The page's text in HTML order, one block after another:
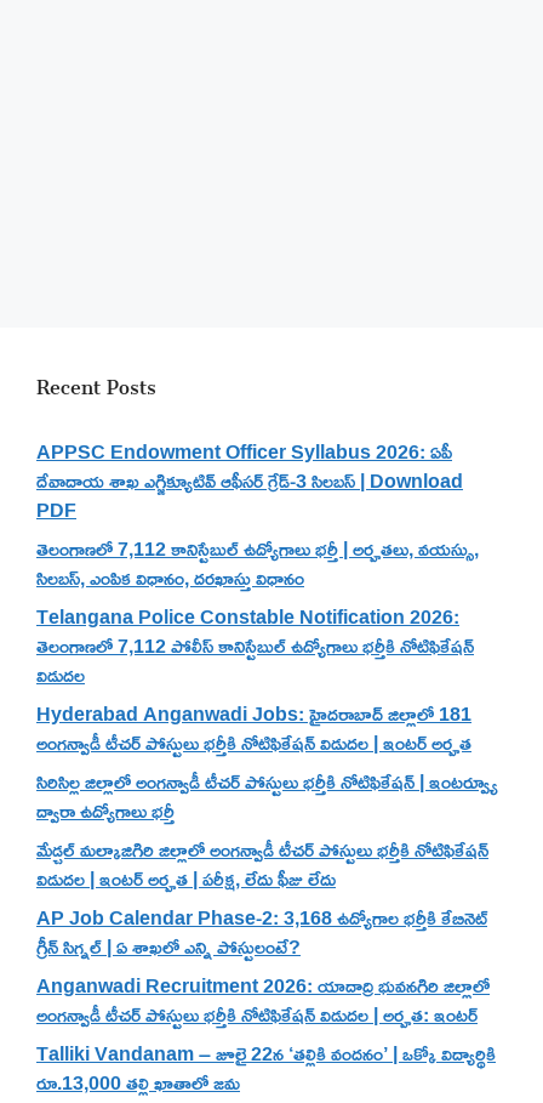
Recent Posts
APPSC Endowment Officer Syllabus 2026: ఏపీ
దేవాదాయ శాఖ ఎగ్జిక్యూటివ్ ఆఫీసర్ గ్రేడ్-3 సిలబస్ | Download
PDF
తెలంగాణలో 7,112 కానిస్టేబుల్ ఉద్యోగాలు భర్తీ | అర్హతలు, వయస్సు,
సిలబస్, ఎంపిక విధానం, దరఖాస్తు విధానం
Telangana Police Constable Notification 2026:
తెలంగాణలో 7,112 పోలీస్ కానిస్టేబుల్ ఉద్యోగాలు భర్తీకి నోటిఫికేషన్
విడుదల
Hyderabad Anganwadi Jobs: హైదరాబాద్ జిల్లాలో 181
అంగన్వాడీ టీచర్ పోస్టులు భర్తీకి నోటిఫికేషన్ విడుదల | ఇంటర్ అర్హత
సిరిసిల్ల జిల్లాలో అంగన్వాడీ టీచర్ పోస్టులు భర్తీకి నోటిఫికేషన్ | ఇంటర్వ్యూ
ద్వారా ఉద్యోగాలు భర్తీ
మేడ్చల్ మల్కాజిగిరి జిల్లాలో అంగన్వాడీ టీచర్ పోస్టులు భర్తీకి నోటిఫికేషన్
విడుదల | ఇంటర్ అర్హత | పరీక్ష, లేదు ఫీజు లేదు
AP Job Calendar Phase-2: 3,168 ఉద్యోగాల భర్తీకి కేబినెట్
గ్రీన్ సిగ్నల్ | ఏ శాఖలో ఎన్ని పోస్టులంటే?
Anganwadi Recruitment 2026: యాదాద్రి భువనగిరి జిల్లాలో
అంగన్వాడీ టీచర్ పోస్టులు భర్తీకి నోటిఫికేషన్ విడుదల | అర్హత: ఇంటర్
Talliki Vandanam – జూలై 22న ‘తల్లికి వందనం’ | ఒక్కో విద్యార్థికి
రూ.13,000 తల్లి ఖాతాలో జమ